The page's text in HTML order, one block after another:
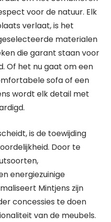
voor de natuur. Elk
verlaat, is het
materialen
die garant staan voor
Of het nu gaat om een
sofa of een
wordt elk detail met
is de toewijding
Door te
energiezuinige
Mintjens zijn
concessies te doen
van de meubels.